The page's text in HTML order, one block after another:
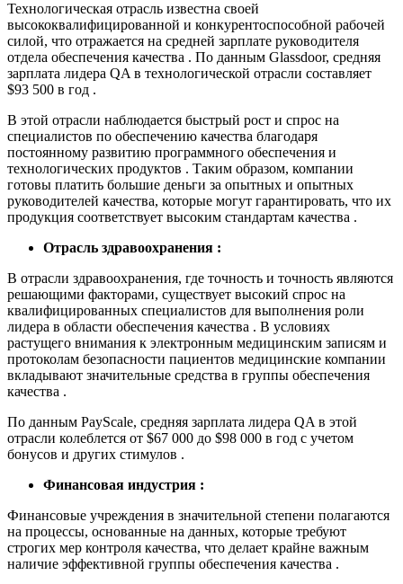
Технологическая отрасль известна своей
высококвалифицированной и конкурентоспособной рабочей
силой, что отражается на средней зарплате руководителя
отдела обеспечения качества . По данным Glassdoor, средняя
зарплата лидера QA в технологической отрасли составляет
$93 500 в год .
В этой отрасли наблюдается быстрый рост и спрос на
специалистов по обеспечению качества благодаря
постоянному развитию программного обеспечения и
технологических продуктов . Таким образом, компании
готовы платить большие деньги за опытных и опытных
руководителей качества, которые могут гарантировать, что их
продукция соответствует высоким стандартам качества .
Отрасль здравоохранения :
В отрасли здравоохранения, где точность и точность являются
решающими факторами, существует высокий спрос на
квалифицированных специалистов для выполнения роли
лидера в области обеспечения качества . В условиях
растущего внимания к электронным медицинским записям и
протоколам безопасности пациентов медицинские компании
вкладывают значительные средства в группы обеспечения
качества .
По данным PayScale, средняя зарплата лидера QA в этой
отрасли колеблется от $67 000 до $98 000 в год с учетом
бонусов и других стимулов .
Финансовая индустрия :
Финансовые учреждения в значительной степени полагаются
на процессы, основанные на данных, которые требуют
строгих мер контроля качества, что делает крайне важным
наличие эффективной группы обеспечения качества .